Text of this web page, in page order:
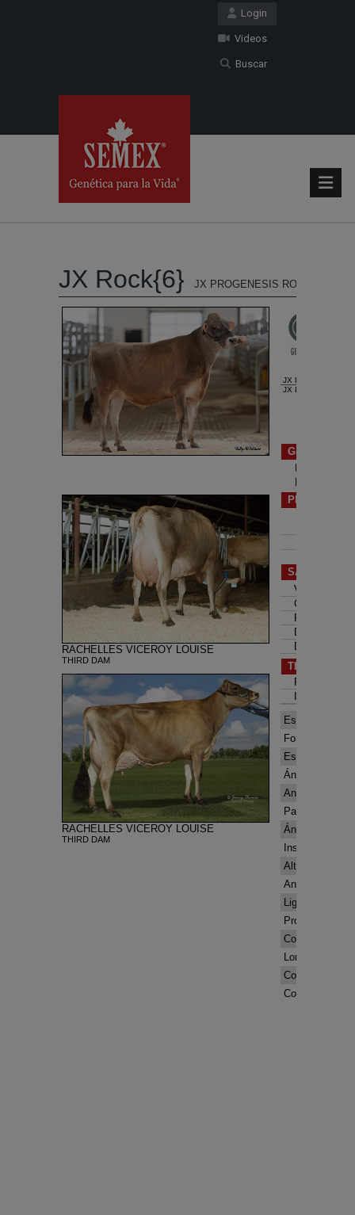
Login
Videos
Buscar